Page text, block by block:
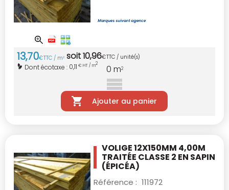
13,70€TTC / m2 soit10,96€TTC / unité(s)
Dont écotaxe : 0,11 € HT / m2 0 m2
Ajouter au panier
VOLIGE 12X150MM 4,00M
TRAITÉE CLASSE 2 EN SAPIN
(ÉPICÉA)
Référence : 111972